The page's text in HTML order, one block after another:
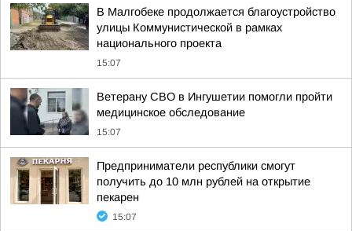
В Малгобеке продолжается благоустройство
улицы Коммунистической в рамках
национального проекта
15:07
Ветерану СВО в Ингушетии помогли пройти
медицинское обследование
15:07
Предприниматели республики смогут
получить до 10 млн рублей на открытие
пекарен
15:07